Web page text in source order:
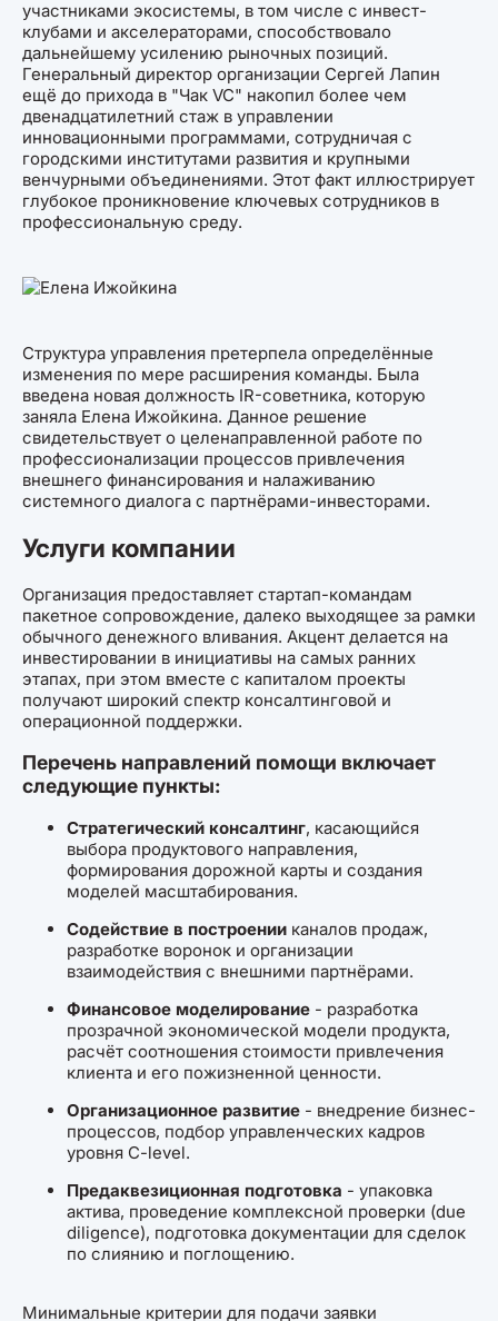
участниками экосистемы, в том числе с инвест-
клубами и акселераторами, способствовало
дальнейшему усилению рыночных позиций.
Генеральный директор организации Сергей Лапин
ещё до прихода в "Чак VC" накопил более чем
двенадцатилетний стаж в управлении
инновационными программами, сотрудничая с
городскими институтами развития и крупными
венчурными объединениями. Этот факт иллюстрирует
глубокое проникновение ключевых сотрудников в
профессиональную среду.
Структура управления претерпела определённые
изменения по мере расширения команды. Была
введена новая должность IR-советника, которую
заняла Елена Ижойкина. Данное решение
свидетельствует о целенаправленной работе по
профессионализации процессов привлечения
внешнего финансирования и налаживанию
системного диалога с партнёрами-инвесторами.
Услуги компании
Организация предоставляет стартап-командам
пакетное сопровождение, далеко выходящее за рамки
обычного денежного вливания. Акцент делается на
инвестировании в инициативы на самых ранних
этапах, при этом вместе с капиталом проекты
получают широкий спектр консалтинговой и
операционной поддержки.
Перечень направлений помощи включает
следующие пункты:
Стратегический консалтинг, касающийся
выбора продуктового направления,
формирования дорожной карты и создания
моделей масштабирования.
Содействие в построении каналов продаж,
разработке воронок и организации
взаимодействия с внешними партнёрами.
Финансовое моделирование - разработка
прозрачной экономической модели продукта,
расчёт соотношения стоимости привлечения
клиента и его пожизненной ценности.
Организационное развитие - внедрение бизнес-
процессов, подбор управленческих кадров
уровня C-level.
Предаквезиционная подготовка - упаковка
актива, проведение комплексной проверки (due
diligence), подготовка документации для сделок
по слиянию и поглощению.
Минимальные критерии для подачи заявки